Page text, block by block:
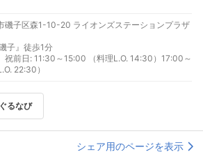
磯子区森1-10-20 ライオンズステーションプラザ
子』徒歩1分
祝前日: 11:30～15:00 （料理L.O. 14:30）17:00～
22:30）
るなび
シェア用のページを表示